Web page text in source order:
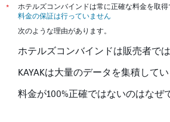
*
ホテルズコンバインドは常に正確な料金を取得
料金の保証は行っていません
次のような理由があります。
ホテルズコンバインドは販売者で
KAYAKは大量のデータを集積して
料金が100%正確ではないのはなぜ